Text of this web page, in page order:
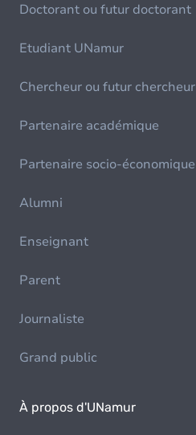
Doctorant ou futur doctorant
Etudiant UNamur
Chercheur ou futur chercheur
Partenaire académique
Partenaire socio-économique
Alumni
Enseignant
Parent
Journaliste
Grand public
À propos d'UNamur